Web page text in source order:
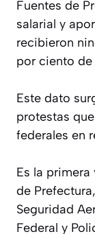
Fuentes de
salarial y
recibieron
por ciento
Este dato
protestas
federales en
Es la
de
Seguridad
Federal y